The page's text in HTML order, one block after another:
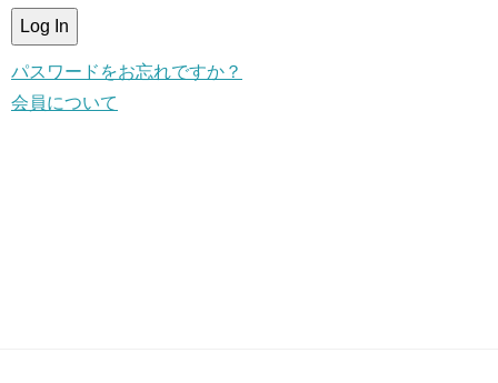
パスワードをお忘れですか？
会員について